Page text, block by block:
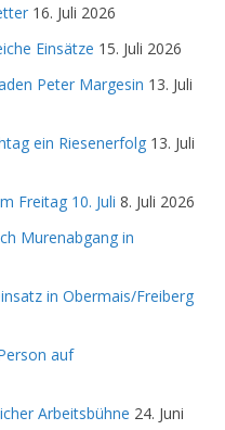
16. Juli 2026
Einsätze 15. Juli 2026
Peter Margesin 13. Juli
ein Riesenerfolg 13. Juli
Freitag 10. Juli 8. Juli 2026
Murenabgang in
in Obermais/Freiberg
auf
Arbeitsbühne 24. Juni